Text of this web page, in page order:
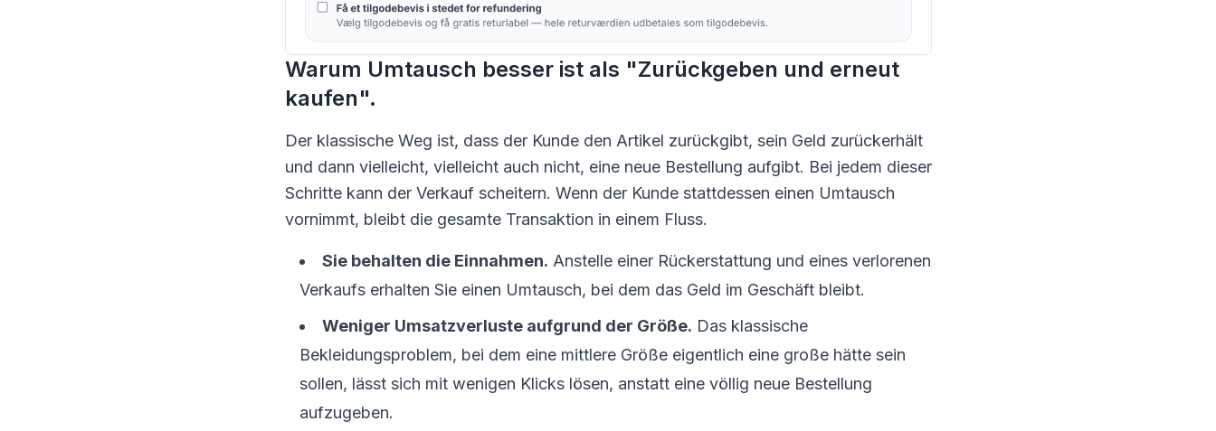
Warum Umtausch besser ist als "Zurückgeben und erneut
kaufen".
Der klassische Weg ist, dass der Kunde den Artikel zurückgibt, sein Geld zurückerhält
und dann vielleicht, vielleicht auch nicht, eine neue Bestellung aufgibt. Bei jedem dieser
Schritte kann der Verkauf scheitern. Wenn der Kunde stattdessen einen Umtausch
vornimmt, bleibt die gesamte Transaktion in einem Fluss.
Sie behalten die Einnahmen. Anstelle einer Rückerstattung und eines verlorenen
Verkaufs erhalten Sie einen Umtausch, bei dem das Geld im Geschäft bleibt.
Weniger Umsatzverluste aufgrund der Größe. Das klassische
Bekleidungsproblem, bei dem eine mittlere Größe eigentlich eine große hätte sein
sollen, lässt sich mit wenigen Klicks lösen, anstatt eine völlig neue Bestellung
aufzugeben.